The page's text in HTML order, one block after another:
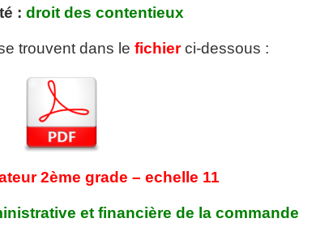
: droit des contentieux
trouvent dans le fichier ci-dessous :
2ème grade – echelle 11
et financière de la commande